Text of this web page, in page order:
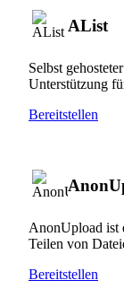
AList
Selbst
Unterstützung
Bereitstellen
AnonUpload ist
Teilen von
Bereitstellen